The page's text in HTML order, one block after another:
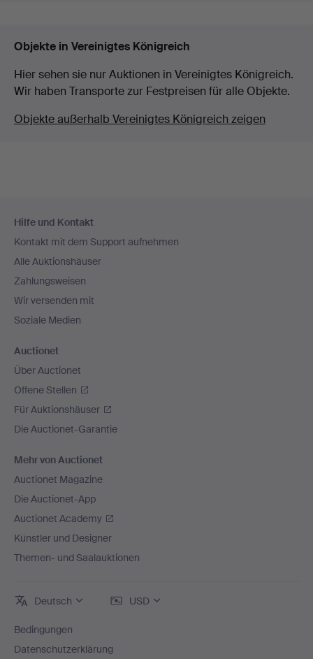
Objekte in Vereinigtes Königreich
Hier sehen sie nur Auktionen in Vereinigtes Königreich.
Wir haben Transporte zur Festpreisen für alle Objekte.
Objekte außerhalb Vereinigtes Königreich zeigen
Navigation
Hilfe und Kontakt
Kontakt mit dem Support aufnehmen
Alle Auktionshäuser
Zahlungsweisen
Wir versenden mit
Soziale Medien
Auctionet
Über Auctionet
Offene Stellen
Für Auktionshäuser
Die Auctionet-Garantie
Mehr von Auctionet
Auctionet Magazine
Die Auctionet-App
Auctionet Academy
Künstler und Designer
Themen- und Saalauktionen
Deutsch USD
Bedingungen
Datenschutzerklärung